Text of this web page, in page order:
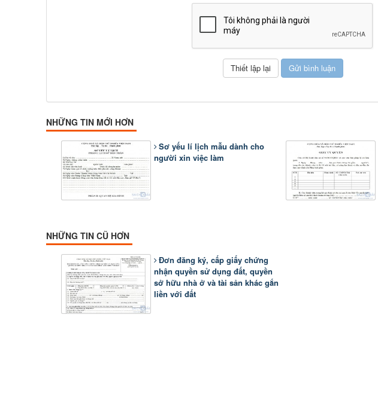
NHỮNG TIN MỚI HƠN
Sơ yếu lí lịch mẫu dành cho
người xin việc làm
NHỮNG TIN CŨ HƠN
Đơn đăng ký, cấp giấy chứng
nhận quyền sử dụng đất, quyền
sở hữu nhà ở và tài sản khác gắn
liền với đất